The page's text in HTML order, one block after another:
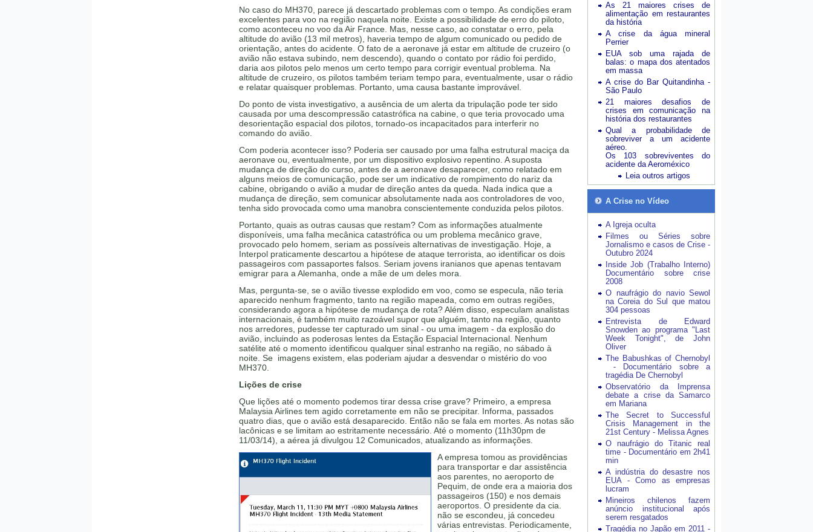
No caso do MH370, parece já descartado problemas com o tempo. As condições eram
excelentes para voo na região naquela noite. Existe a possibilidade de erro do piloto,
como aconteceu no voo da Air France. Mas, nesse caso, ao constatar o erro, pela
altitude do avião (13 mil metros), haveria tempo de algum comunicado ou pedido de
orientação, antes do acidente. O fato de a aeronave já estar em altitude de cruzeiro (o
avião não estava subindo, nem descendo), quando o contato por rádio foi perdido,
daria aos pilotos pelo menos um certo tempo para corrigir eventual problema. Na
altitude de cruzeiro, os pilotos também teriam tempo para, eventualmente, usar o rádio
e relatar quaisquer problemas. Portanto, uma causa bastante improvável.
Do ponto de vista investigativo, a ausência de um alerta da tripulação pode ter sido
causada por uma descompressão catastrófica na cabine, o que teria provocado uma
desorientação espacial dos pilotos, tornado-os incapacitados para interferir no
comando do avião.
Com poderia acontecer isso? Poderia ser causado por uma falha estrutural maciça da
aeronave ou, eventualmente, por um dispositivo explosivo repentino. A suposta
mudança de direção do curso, antes de a aeronave desaparecer, como relatado em
alguns meios de comunicação, pode ser um indicativo de rompimento do nariz da
cabine, obrigando o avião a mudar de direção antes da queda. Nada indica que a
mudança de direção, sem comunicar absolutamente nada aos controladores de voo,
tenha sido provocada como uma manobra conscientemente conduzida pelos pilotos.
Portanto, quais as outras causas que restam? Com as informações atualmente
disponíveis, uma falha mecânica catastrófica ou um problema mecânico grave,
provocado pelo homem, seriam as possíveis alternativas de investigação. Hoje, a
Interpol praticamente descartou a hipótese de ataque terrorista, ao identificar os dois
passageiros com passaportes falsos. Seriam jovens iranianos que apenas tentavam
emigrar para a Alemanha, onde a mãe de um deles mora.
Mas, pergunta-se, se o avião tivesse explodido em voo, como se especula, não teria
aparecido nenhum fragmento, tanto na região mapeada, como em outras regiões,
considerando agora a hipótese de mudança de rota? Além disso, especulam analistas
internacionais, é também muito razoável supor que alguém, tanto na região, quanto
nos arredores, pudesse ter capturado um sinal - ou uma imagem - da explosão do
avião, incluindo as poderosas lentes da Estação Espacial Internacional. Nenhum
satélite até o momento identificou qualquer sinal estranho na região, no sábado à
noite. Se imagens existem, elas poderiam ajudar a desvendar o mistério do voo
MH370.
Lições de crise
Que lições até o momento podemos tirar dessa crise grave? Primeiro, a empresa
Malaysia Airlines tem agido corretamente em não se precipitar. Informa, passados
quatro dias, que o avião está desaparecido. Então não se fala em mortes. As notas são
lacônicas e se limitam ao estritamente necessário. Até o momento (11h30pm de
11/03/14), a aérea já divulgou 12 Comunicados, atualizando as informações.
A empresa tomou as providências
para transportar e dar assistência
aos parentes, no aeroporto de
Pequim, de onde era a maioria dos
passageiros (150) e nos demais
aeroportos. O presidente da cia.
não se escondeu, já concedeu
várias entrevistas. Periodicamente,
As 21 maiores crises de
alimentação em restaurantes
da história
A crise da água mineral
Perrier
EUA sob uma rajada de
balas: o mapa dos atentados
em massa
A crise do Bar Quitandinha -
São Paulo
21 maiores desafios de
crises em comunicação na
história dos restaurantes
Qual a probabilidade de
sobreviver a um acidente
aéreo.
Os 103 sobreviventes do
acidente da Aeroméxico
Leia outros artigos
A Crise no Vídeo
A Igreja oculta
Filmes ou Séries sobre
Jornalismo e casos de Crise -
Outubro 2024
Inside Job (Trabalho Interno)
Documentário sobre crise
2008
O naufrágio do navio Sewol
na Coreia do Sul que matou
304 pessoas
Entrevista de Edward
Snowden ao programa "Last
Week Tonight", de John
Oliver
The Babushkas of Chernobyl
- Documentário sobre a
tragédia De Chernobyl
Observatório da Imprensa
debate a crise da Samarco
em Mariana
The Secret to Successful
Crisis Management in the
21st Century - Melissa Agnes
O naufrágio do Titanic real
time - Documentário em 2h41
min
A indústria do desastre nos
EUA - Como as empresas
lucram
Mineiros chilenos fazem
anúncio institucional após
serem resgatados
Tragédia no Japão em 2011 -